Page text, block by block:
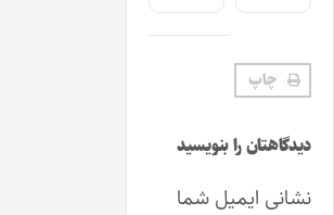
چاپ
دیدگاهتان را بنویسید
نشانی ایمیل شما